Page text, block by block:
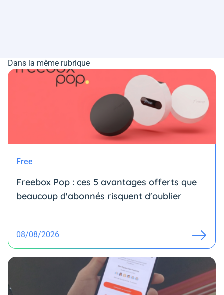
Dans la même rubrique
Free
Freebox Pop : ces 5 avantages offerts que
beaucoup d'abonnés risquent d'oublier
08/08/2026